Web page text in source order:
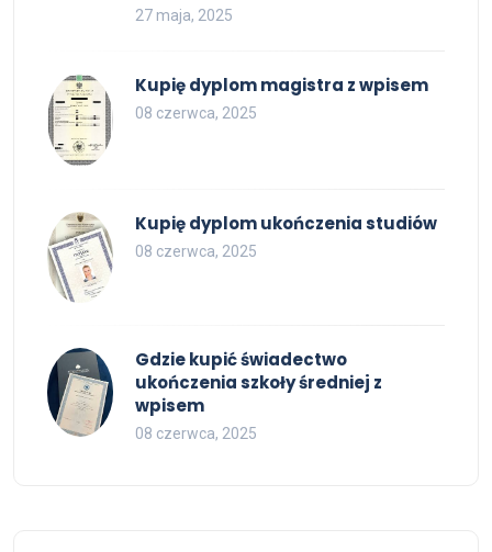
27 maja, 2025
Kupię dyplom magistra z wpisem
08 czerwca, 2025
Kupię dyplom ukończenia studiów
08 czerwca, 2025
Gdzie kupić świadectwo
ukończenia szkoły średniej z
wpisem
08 czerwca, 2025